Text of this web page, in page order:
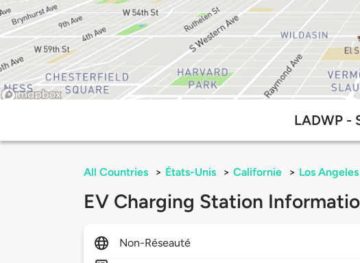
LADWP -
All Countries > États-Unis > Californie > Los Angeles
EV Charging Station
Non-Réseauté